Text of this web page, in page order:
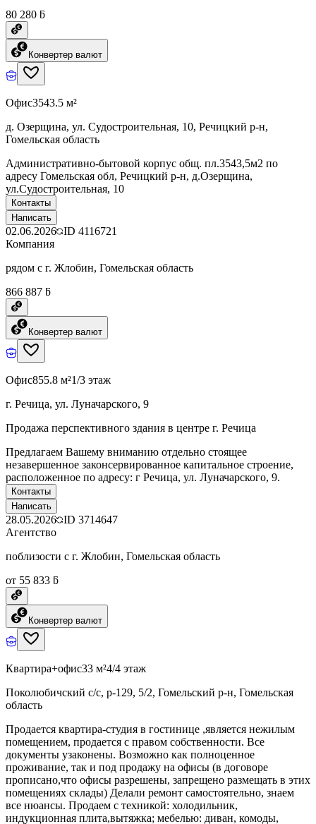
80 280 ƃ
Конвертер валют
Офис3543.5 м²
д. Озерщина, ул. Судостроительная, 10, Речицкий р-н,
Гомельская область
Административно-бытовой корпус общ. пл.3543,5м2 по
адресу Гомельская обл, Речицкий р-н, д.Озерщина,
ул.Судостроительная, 10
Контакты
Написать
02.06.2026 ID 4116721
Компания
рядом с г. Жлобин, Гомельская область
866 887 ƃ
Конвертер валют
Офис855.8 м²1/3 этаж
г. Речица, ул. Луначарского, 9
Продажа перспективного здания в центре г. Речица
Предлагаем Вашему вниманию отдельно стоящее
незавершенное законсервированное капитальное строение,
расположенное по адресу: г Речица, ул. Луначарского, 9.
Контакты
Написать
28.05.2026 ID 3714647
Агентство
поблизости с г. Жлобин, Гомельская область
от 55 833 ƃ
Конвертер валют
Квартира+офис33 м²4/4 этаж
Поколюбичский с/с, р-129, 5/2, Гомельский р-н, Гомельская
область
Продается квартира-студия в гостинице ,является нежилым
помещением, продается с правом собственности. Все
документы узаконены. Возможно как полноценное
проживание, так и под продажу на офисы (в договоре
прописано,что офисы разрешены, запрещено размещать в этих
помещениях склады) Делали ремонт самостоятельно, знаем
все нюансы. Продаем с техникой: холодильник,
индукционная плита,вытяжка; мебелью: диван, комоды,